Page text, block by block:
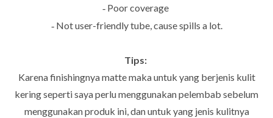
- Poor coverage
-Not user-friendly tube, cause spills a lot.
Tips:
Karena finishingnya matte maka untuk yang berjenis kulit
kering seperti saya perlu menggunakan pelembab sebelum
menggunakan produk ini, dan untuk yang jenis kulitnya